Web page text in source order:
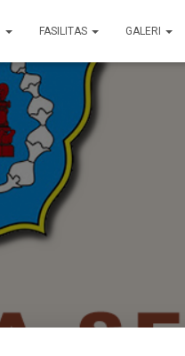
FASILITAS GALERI